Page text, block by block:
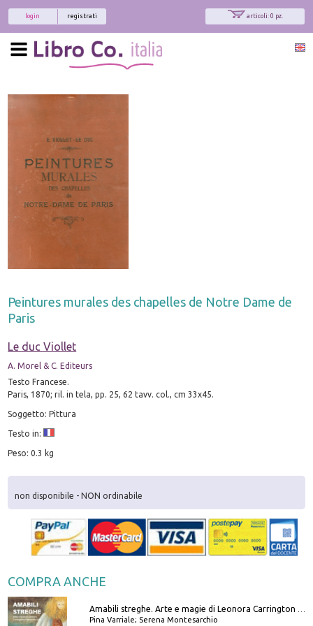
articoli: 0 pz.
registrati
login
Peintures murales des chapelles de Notre Dame de
Paris
Le duc Viollet
A. Morel & C. Editeurs
Testo Francese.
Paris, 1870; ril. in tela, pp. 25, 62 tavv. col., cm 33x45.
Soggetto: Pittura
Testo in:
Peso: 0.3 kg
non disponibile - NON ordinabile
COMPRA ANCHE
Pina Varriale; Serena Montesarchio